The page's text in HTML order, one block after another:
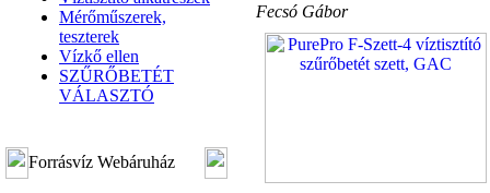
Mérőműszerek,
teszterek
Vízkő ellen
SZŰRŐBETÉT
VÁLASZTÓ
Forrásvíz Webáruház
Fecsó Gábor